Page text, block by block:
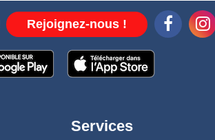
Rejoignez-nous !
Services